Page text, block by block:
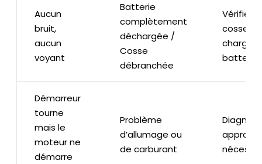
Aucun
bruit,
aucun
voyant
Batterie
complètement
déchargée /
Cosse
débranchée
Vérifier
cosses
charge
batterie.
Démarreur
tourne
mais le
moteur ne
démarre
Problème
d’allumage ou
de carburant